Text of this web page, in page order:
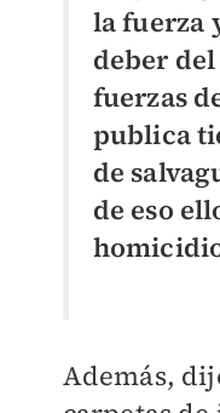
la fuerza
deber
fuerzas
publica
de
de eso
Además,